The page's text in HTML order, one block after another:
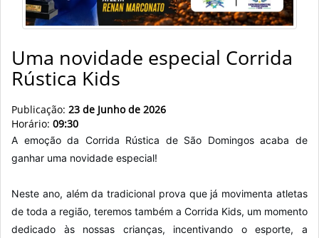
Uma novidade especial Corrida
Rústica Kids
Publicação: 23 de Junho de 2026
Horário: 09:30
A emoção da Corrida Rústica de São Domingos acaba de
ganhar uma novidade especial!
Neste ano, além da tradicional prova que já movimenta atletas
de toda a região, teremos também a Corrida Kids, um momento
dedicado às nossas crianças, incentivando o esporte, a